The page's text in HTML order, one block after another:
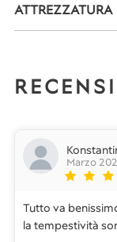
ATTREZZATURA
Marzo
Tutto va
la tempestività